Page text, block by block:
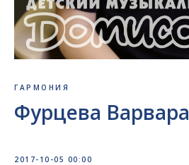
ГАРМОНИЯ
Фурцева Варвара
2017-10-05 00:00